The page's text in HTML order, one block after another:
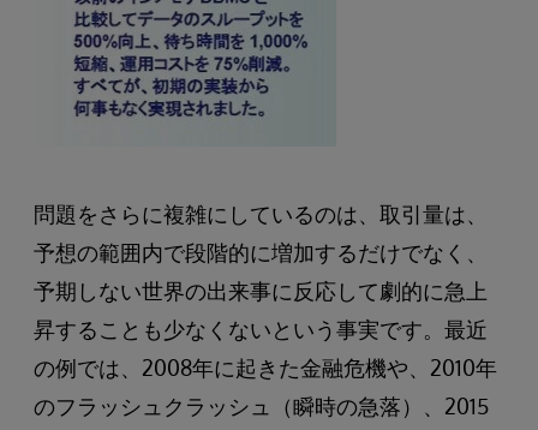
問題をさらに複雑にしているのは、取引量は、
予想の範囲内で段階的に増加するだけでなく、
予期しない世界の出来事に反応して劇的に急上
昇することも少なくないという事実です。最近
の例では、2008年に起きた金融危機や、2010年
のフラッシュクラッシュ（瞬時の急落）、2015